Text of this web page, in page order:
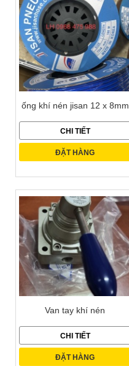
ống khí nén jisan 12 x 8mm
CHI TIẾT
ĐẶT HÀNG
Van tay khí nén
CHI TIẾT
ĐẶT HÀNG